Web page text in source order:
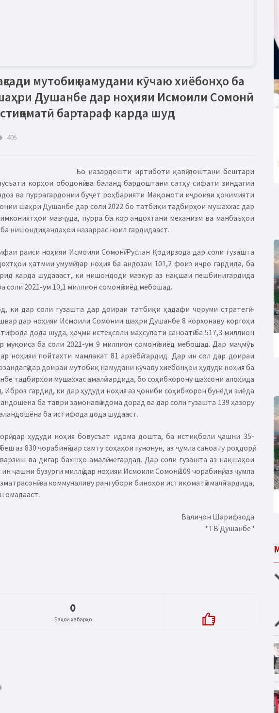
мутобиқ намудани кӯчаю хиёбонҳо ба
Душанбе дар ноҳияи Исмоили Сомонӣ
бартараф карда шуд
405
Бо назардошти иртиботи қавӣ доштани бештари
корҳои ободонӣ ва баланд бардоштани сатҳу сифати зиндагии
ва пуррагардонии буҷет роҳбарияти Мақомоти иҷроияи ҳокимияти
шаҳри Душанбе дар соли 2022 бо татбиқи тадбирҳои мушаххас дар
мавҷуда, пурра ба кор андохтани механизм ва манбаъҳои
нишондиҳандаҳои назаррас ноил гардидааст.
раиси ноҳияи Исмоили Сомонӣ Руслан Қодирзода дар соли гузашта
ҳатмии умумӣ дар ноҳия ба андозаи 101,2 фоиз иҷро гардида, ба
карда шудаааст, ки нишондоди мазкур аз нақшаи пешбинигардида
соли 2021-ум 10,1 миллион сомонӣ зиёд мебошад.
ки дар соли гузашта дар доираи татбиқи ҳадафи чоруми стратегӣ -
дар ноҳияи Исмоили Сомонии шаҳри Душанбе 8 корхонаву коргоҳи
дода шуда, ҳаҷми истеҳсоли маҳсулоти саноатӣ ба 517,3 миллион
муқоиса ба соли 2021-ум 9 миллион сомонӣ зиёд мебошад. Дар маҷмӯъ
ноҳияи пойтахти мамлакат 81 арзёбӣ гардид. Дар ин сол дар доираи
дар доираи мутобиқ намудани кӯчаву хиёбонҳои ҳудуди ноҳия ба
тадбирҳои мушаххас амалӣ гардида, бо соҳибкорону шахсони алоҳида
гардид, ки дар ҳудуди ноҳия аз ҷониби соҳибкорон бунёди зиёда
ба таври замонавӣ идома дорад ва дар соли гузашта 139 ҳазору
ба истифода дода шудааст.
дар ҳудуди ноҳия бовусъат идома дошта, ба истиқболи ҷашни 35-
аз 830 чорабинӣ дар самту соҳаҳои гунонун, аз ҷумла саноату роҳдорӣ,
ва дигар бахшҳо амалӣ мегардад. Дар соли гузашта аз нақшаҳои
ҷашни бузурги миллӣ дар ноҳияи Исмоили Сомонӣ 109 чорабинӣ, аз ҷумла
ва коммуналиву рангубори биноҳои истиқоматӣ амалӣ гардида,
омадааст.
Валиҷон Шарифзода
"ТВ Душанбе"
0
Баҳои хабарҳо